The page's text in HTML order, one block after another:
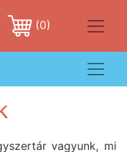
(0)
vagyunk, mi